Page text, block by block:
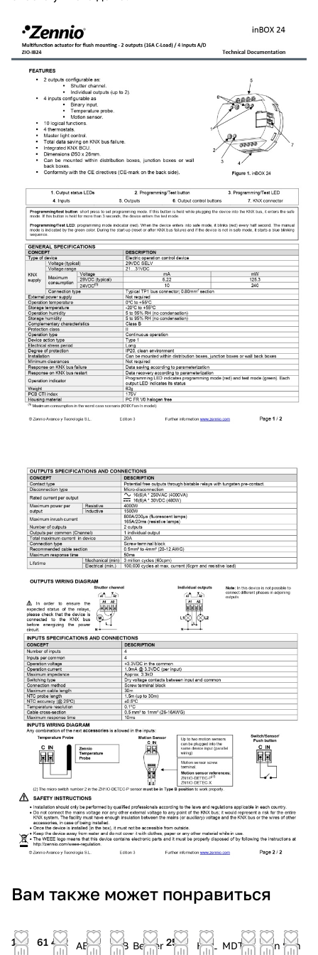
Вам также может понравиться
113
61 412
ABB
ABB Berker 25
HDL MDT
Din Sch